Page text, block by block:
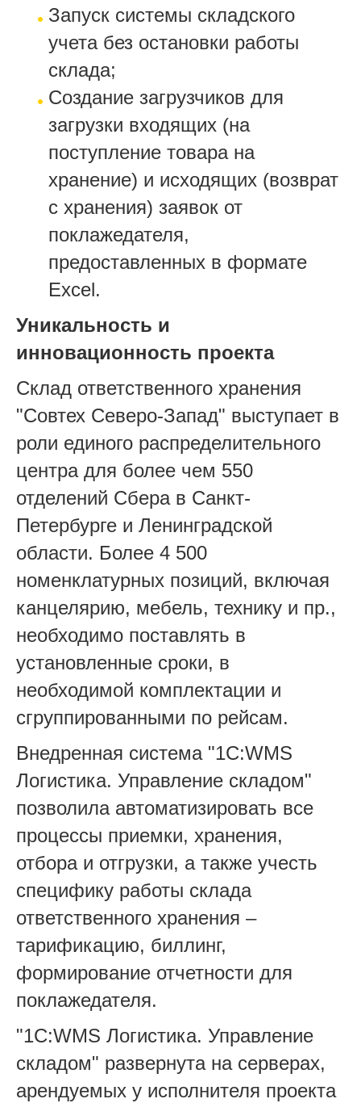
Запуск системы складского
учета без остановки работы
склада;
Создание загрузчиков для
загрузки входящих (на
поступление товара на
хранение) и исходящих (возврат
с хранения) заявок от
поклажедателя,
предоставленных в формате
Excel.
Уникальность и
инновационность проекта
Склад ответственного хранения
"Совтех Северо-Запад" выступает в
роли единого распределительного
центра для более чем 550
отделений Сбера в Санкт-
Петербурге и Ленинградской
области. Более 4 500
номенклатурных позиций, включая
канцелярию, мебель, технику и пр.,
необходимо поставлять в
установленные сроки, в
необходимой комплектации и
сгруппированными по рейсам.
Внедренная система "1С:WMS
Логистика. Управление складом"
позволила автоматизировать все
процессы приемки, хранения,
отбора и отгрузки, а также учесть
специфику работы склада
ответственного хранения –
тарификацию, биллинг,
формирование отчетности для
поклажедателя.
"1С:WMS Логистика. Управление
складом" развернута на серверах,
арендуемых у исполнителя проекта